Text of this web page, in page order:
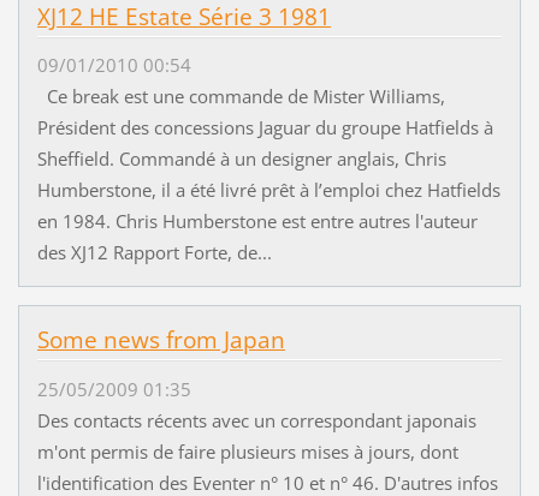
XJ12 HE Estate Série 3 1981
09/01/2010 00:54
Ce break est une commande de Mister Williams,
Président des concessions Jaguar du groupe Hatfields à
Sheffield. Commandé à un designer anglais, Chris
Humberstone, il a été livré prêt à l’emploi chez Hatfields
en 1984. Chris Humberstone est entre autres l'auteur
des XJ12 Rapport Forte, de...
Some news from Japan
25/05/2009 01:35
Des contacts récents avec un correspondant japonais
m'ont permis de faire plusieurs mises à jours, dont
l'identification des Eventer n° 10 et n° 46. D'autres infos